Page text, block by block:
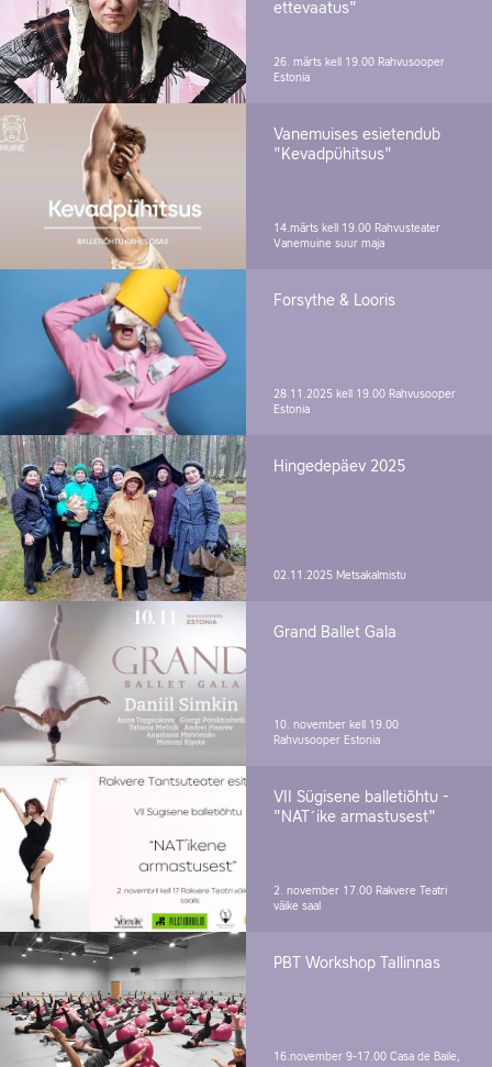
ettevaatus"
26. märts kell 19.00 Rahvusooper
Estonia
Vanemuises esietendub
"Kevadpühitsus"
14.märts kell 19.00 Rahvusteater
Vanemuine suur maja
Forsythe & Looris
28.11.2025 kell 19.00 Rahvusooper
Estonia
Hingedepäev 2025
02.11.2025 Metsakalmistu
Grand Ballet Gala
10. november kell 19.00
Rahvusooper Estonia
VII Sügisene balletiõhtu -
"NAT´ike armastusest"
2. november 17.00 Rakvere Teatri
väike saal
PBT Workshop Tallinnas
16.november 9-17.00 Casa de Baile,